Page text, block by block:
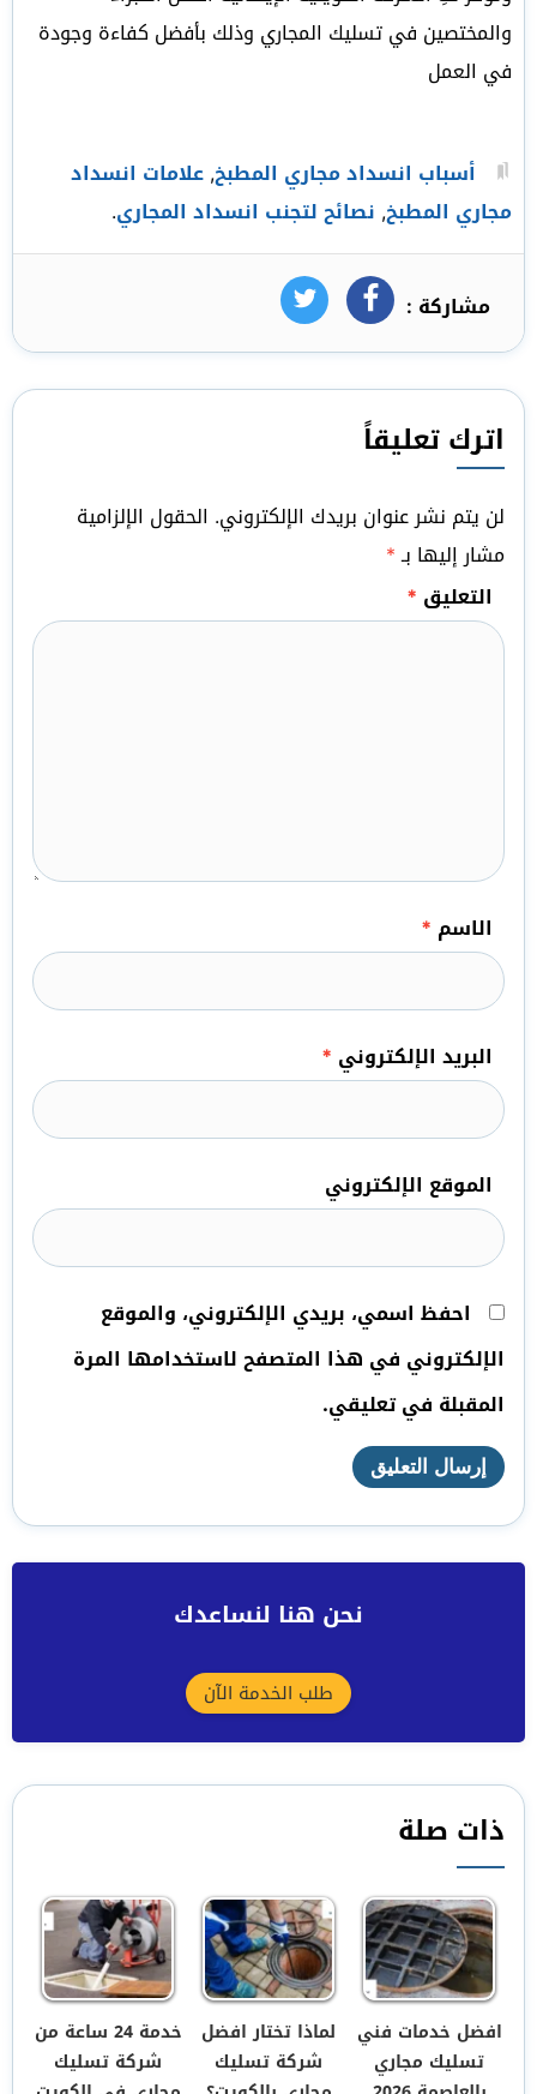
والمختصين في تسليك المجاري وذلك بأفضل كفاءة وجودة
في العمل
أسباب انسداد مجاري المطبخ,علامات انسداد
مجاري المطبخ, نصائح لتجنب انسداد المجاري.
مشاركة : فيسبوكتويتر
اترك تعليقاً
لن يتم نشر عنوان بريدك الإلكتروني. الحقول الإلزامية
مشار إليها بـ*
التعليق *
الاسم *
البريد الإلكتروني *
الموقع الإلكتروني
احفظ اسمي، بريدي الإلكتروني، والموقع
الإلكتروني في هذا المتصفح لاستخدامها المرة
المقبلة في تعليقي.
نحن هنا لنساعدك
طلب الخدمة الآن
ذات صلة
افضل خدمات فني
تسليك مجاري
لماذا تختار افضل
شركة تسليك
خدمة 24 ساعة من
شركة تسليك